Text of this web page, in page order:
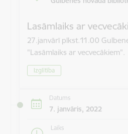
Lasāmlaiks ar
27.janvārī plkst.11.00
"Lasāmlaiks ar vecvecākiem".
Izglītība
Datums
7. janvāris, 2022
Laiks